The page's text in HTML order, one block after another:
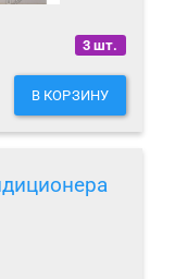
3 шт.
В КОРЗИНУ